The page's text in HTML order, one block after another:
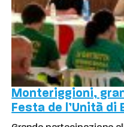
Monteriggioni,
Festa de l’Unità di